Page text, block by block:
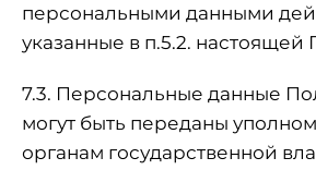
персональными данными
указанные в п.5.2. настоящей
7.3. Персональные данные
могут быть переданы
органам государственной